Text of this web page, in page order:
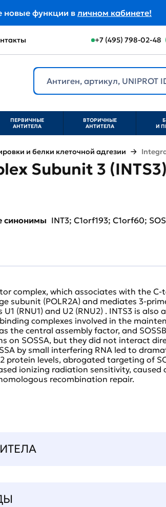
новые функции в личном кабинете!
+7 (495) 798-02-48
ПЕРВИЧНЫЕ
АНТИТЕЛА
ВТОРИЧНЫЕ
АНТИТЕЛА
И
и белки клеточной адгезии
Subunit 3 (INTS3)
синонимы INT3; C1orf193; C1orf60;
complex, which associates with the C-
subunit (POLR2A) and mediates 3-
(RNU1) and U2 (RNU2) . INTS3 is also
complexes involved in the
the central assembly factor, and
on SOSSA, but they did not interact
by small interfering RNA led to
protein levels, abrogated targeting of
ionizing radiation sensitivity, caused
recombination repair.